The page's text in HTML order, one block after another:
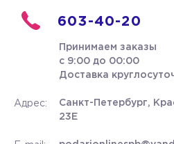
603-40-20
Принимаем заказы
с 9:00 до 00:00
Доставка
Адрес:
Санкт-Петербург,
23Е